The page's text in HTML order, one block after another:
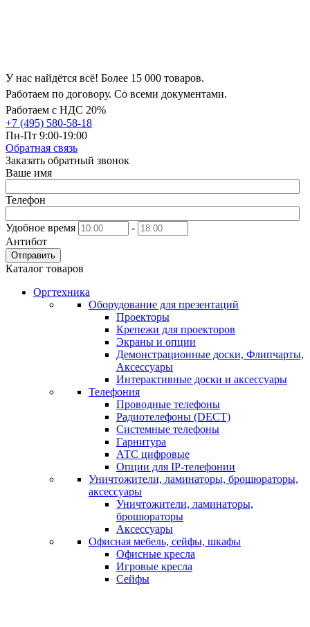
У нас найдётся всё! Более 15 000 товаров.
Работаем по договору. Со всеми документами.
Работаем с НДС 20%
+7 (495) 580-58-18
Пн-Пт 9:00-19:00
Обратная связь
Заказать обратный звонок
Ваше имя
Телефон
Удобное время
-
Антибот
Отправить
Каталог товаров
Оргтехника
Оборудование для презентаций
Проекторы
Крепежи для проекторов
Экраны и опции
Демонстрационные доски, Флипчарты,
Аксессуары
Интерактивные доски и аксессуары
Телефония
Проводные телефоны
Радиотелефоны (DECT)
Системные телефоны
Гарнитура
АТС цифровые
Опции для IP-телефонии
Уничтожители, ламинаторы, брошюраторы,
аксессуары
Уничтожители, ламинаторы,
брошюраторы
Аксессуары
Офисная мебель, сейфы, шкафы
Офисные кресла
Игровые кресла
Сейфы